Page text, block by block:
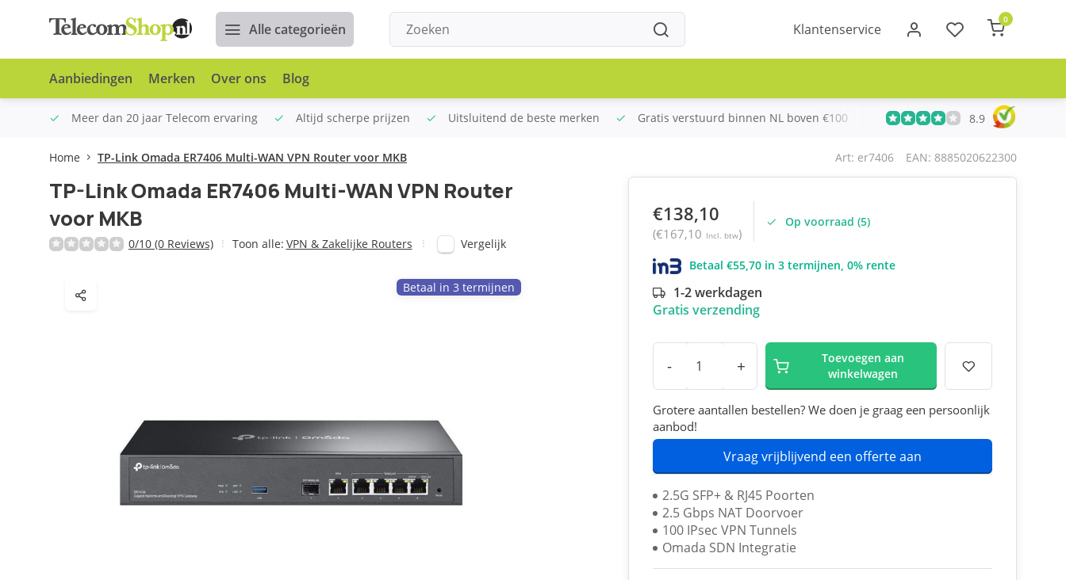
Alle categorieën Klantenservice
0
Aanbiedingen Merken Over ons Blog
Meer dan 20 jaar Telecom ervaring Altijd scherpe prijzen Uitsluitend de beste merken Gratis verstuurd binnen NL boven €100 Meer dan 20 jaar Telecom
8.9
Home TP-Link Omada ER7406 Multi-WAN VPN Router voor MKB Art: er7406 EAN: 8885020622300
TP-Link Omada ER7406 Multi-WAN VPN Router
voor MKB
0/10 (0 Reviews) Toon alle: VPN & Zakelijke Routers Vergelijk
Betaal in 3 termijnen
€138,10
(€167,10 Incl. btw)
Op voorraad (5)
Betaal €55,70 in 3 termijnen, 0% rente
1-2 werkdagen
Gratis verzending
- +
Toevoegen aan
winkelwagen
Grotere aantallen bestellen? We doen je graag een persoonlijk
aanbod!
Vraag vrijblijvend een offerte aan
2.5G SFP+ & RJ45 Poorten
2.5 Gbps NAT Doorvoer
100 IPsec VPN Tunnels
Omada SDN Integratie